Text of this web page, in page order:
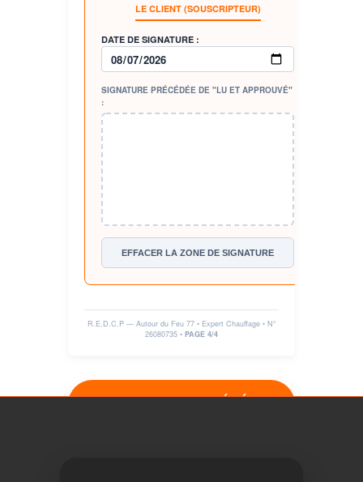
LE CLIENT (SOUSCRIPTEUR)
DATE DE SIGNATURE :
SIGNATURE PRÉCÉDÉE DE "LU ET APPROUVÉ"
:
EFFACER LA ZONE DE SIGNATURE
R.E.D.C.P — Autour du Feu 77 • Expert Chauffage • N°
26080735 • PAGE 4/4
VERROUILLER & GÉNÉRER